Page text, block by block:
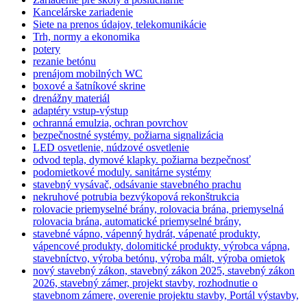
Kancelárske zariadenie
Siete na prenos údajov, telekomunikácie
Trh, normy a ekonomika
potery
rezanie betónu
prenájom mobilných WC
boxové a šatníkové skrine
drenážny materiál
adaptéry vstup-výstup
ochranná emulzia, ochran povrchov
bezpečnostné systémy. požiarna signalizácia
LED osvetlenie, núdzové osvetlenie
odvod tepla, dymové klapky. požiarna bezpečnosť
podomietkové moduly. sanitárne systémy
stavebný vysávač, odsávanie stavebného prachu
nekruhové potrubia bezvýkopová rekonštrukcia
rolovacie priemyselné brány, rolovacia brána, priemyselná
rolovacia brána, automatické priemyselné brány,
stavebné vápno, vápenný hydrát, vápenaté produkty,
vápencové produkty, dolomitické produkty, výrobca vápna,
stavebníctvo, výroba betónu, výroba mált, výroba omietok
nový stavebný zákon, stavebný zákon 2025, stavebný zákon
2026, stavebný zámer, projekt stavby, rozhodnutie o
stavebnom zámere, overenie projektu stavby, Portál výstavby,